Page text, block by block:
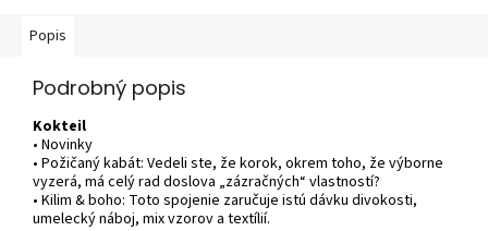
Popis
Podrobný popis
Kokteil
• Novinky
• Požičaný kabát: Vedeli ste, že korok, okrem toho, že výborne
vyzerá, má celý rad doslova „zázračných“ vlastností?
• Kilim & boho: Toto spojenie zaručuje istú dávku divokosti,
umelecký náboj, mix vzorov a textílií.